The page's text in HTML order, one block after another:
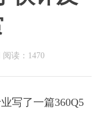
阅读：1470
写了一篇360Q5